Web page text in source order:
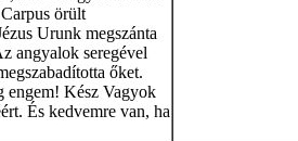
örült
Urunk megszánta
angyalok seregével
őket.
engem! Kész Vagyok
És kedvemre van, ha